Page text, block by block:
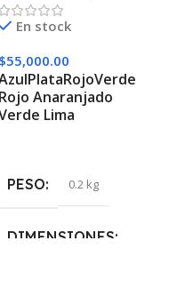
En stock
$55,000.00
PlataRojoVerde
Rojo Anaranjado
Lima
PESO 0.2 kg
DIMENSIONES